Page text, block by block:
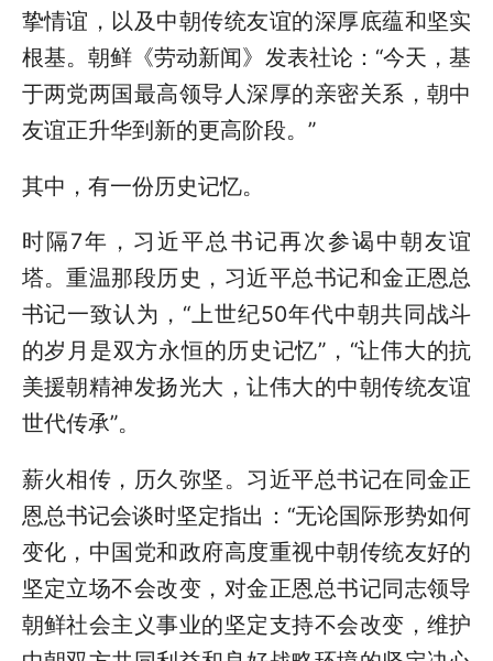
挚情谊，以及中朝传统友谊的深厚底蕴和坚实
根基。朝鲜《劳动新闻》发表社论：“今天，基
于两党两国最高领导人深厚的亲密关系，朝中
友谊正升华到新的更高阶段。”
其中，有一份历史记忆。
时隔7年，习近平总书记再次参谒中朝友谊
塔。重温那段历史，习近平总书记和金正恩总
书记一致认为，“上世纪50年代中朝共同战斗
的岁月是双方永恒的历史记忆”，“让伟大的抗
美援朝精神发扬光大，让伟大的中朝传统友谊
世代传承”。
薪火相传，历久弥坚。习近平总书记在同金正
恩总书记会谈时坚定指出：“无论国际形势如何
变化，中国党和政府高度重视中朝传统友好的
坚定立场不会改变，对金正恩总书记同志领导
朝鲜社会主义事业的坚定支持不会改变，维护